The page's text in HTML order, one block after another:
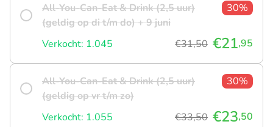
All-You-Can-Eat & Drink (2,5 uur)
(geldig op di t/m do) + 9 juni
30%
Verkocht: 1.045 €31,50 €21,95
All-You-Can-Eat & Drink (2,5 uur)
(geldig op vr t/m zo)
30%
Verkocht: 1.055 €33,50 €23,50